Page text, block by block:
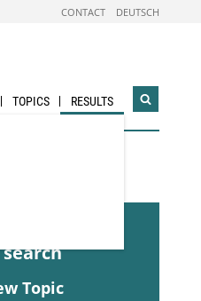
CONTACT DEUTSCH
TOPICS RESULTS
Open
Topic